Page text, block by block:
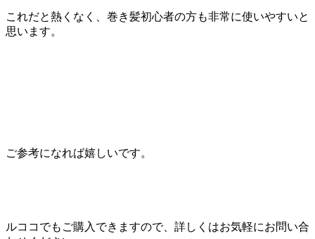
これだと熱くなく、巻き髪初心者の方も非常に使いやすいと
思います。
ご参考になれば嬉しいです。
ルココでもご購入できますので、詳しくはお気軽にお問い合